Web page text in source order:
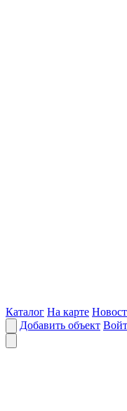
Каталог На карте
Добавить объект